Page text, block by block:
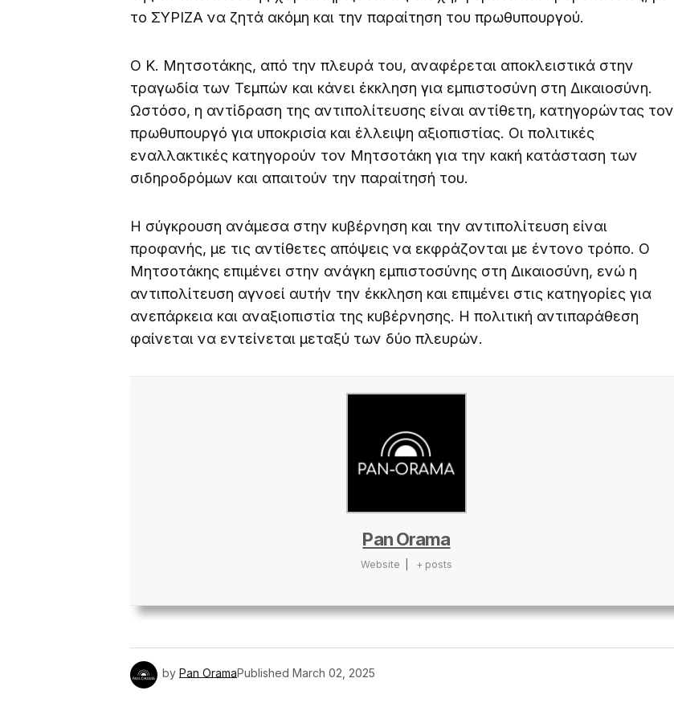
το ΣΥΡΙΖΑ να ζητά ακόμη και την παραίτηση του πρωθυπουργού.
Ο Κ. Μητσοτάκης, από την πλευρά του, αναφέρεται αποκλειστικά στην
τραγωδία των Τεμπών και κάνει έκκληση για εμπιστοσύνη στη Δικαιοσύνη.
Ωστόσο, η αντίδραση της αντιπολίτευσης είναι αντίθετη, κατηγορώντας τον
πρωθυπουργό για υποκρισία και έλλειψη αξιοπιστίας. Οι πολιτικές
εναλλακτικές κατηγορούν τον Μητσοτάκη για την κακή κατάσταση των
σιδηροδρόμων και απαιτούν την παραίτησή του.
Η σύγκρουση ανάμεσα στην κυβέρνηση και την αντιπολίτευση είναι
προφανής, με τις αντίθετες απόψεις να εκφράζονται με έντονο τρόπο. Ο
Μητσοτάκης επιμένει στην ανάγκη εμπιστοσύνης στη Δικαιοσύνη, ενώ η
αντιπολίτευση αγνοεί αυτήν την έκκληση και επιμένει στις κατηγορίες για
ανεπάρκεια και αναξιοπιστία της κυβέρνησης. Η πολιτική αντιπαράθεση
φαίνεται να εντείνεται μεταξύ των δύο πλευρών.
Pan Orama
Website + posts
by Pan OramaPublished March 02, 2025